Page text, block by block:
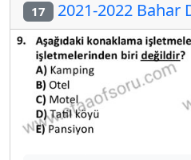
17 2021-2022 Bahar